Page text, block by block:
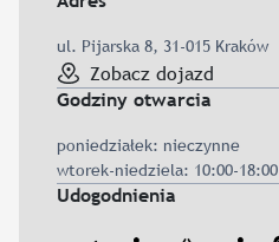
ul. Pijarska 8, 31-015 Kraków
Zobacz dojazd
Godziny otwarcia
poniedziałek: nieczynne
wtorek-niedziela: 10:00-18:00
Udogodnienia